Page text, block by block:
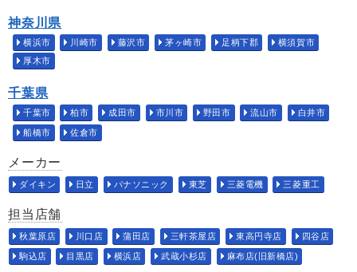
神奈川県
横浜市 川崎市 藤沢市 茅ヶ崎市 足柄下郡
横須賀市
厚木市
千葉県
千葉市 柏市 成田市 市川市 野田市 流山市 白井市
船橋市 佐倉市
メーカー
ダイキン 日立 パナソニック 東芝 三菱電機 三菱重工
担当店舗
秋葉原店 川口店 蒲田店 三軒茶屋店 東高円寺店 四谷店
駒込店 目黒店 横浜店 武蔵小杉店 麻布店(旧新橋店)